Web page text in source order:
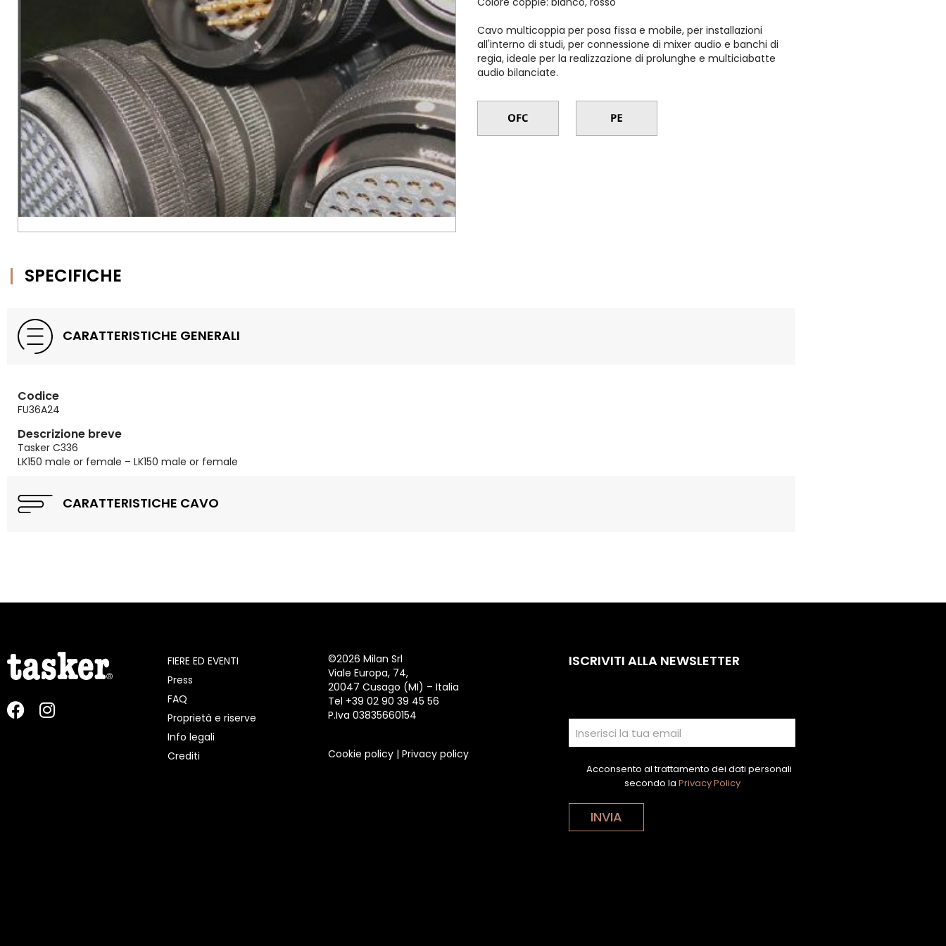
Cavo multicoppia per posa fissa e mobile, per installazioni
all'interno di studi, per connessione di mixer audio e banchi di
regia, ideale per la realizzazione di prolunghe e multiciabatte
audio bilanciate.
SPECIFICHE
CARATTERISTICHE GENERALI
Codice
FU36A24
Descrizione breve
Tasker C336
LK150 male or female – LK150 male or female
CARATTERISTICHE CAVO
FIERE ED EVENTI
Press
FAQ
Proprietà e riserve
Info legali
Crediti
©2026 Milan Srl
Viale Europa, 74,
20047 Cusago (MI) – Italia
Tel +39 02 90 39 45 56
P.Iva 03835660154
Cookie policy | Privacy policy
ISCRIVITI ALLA NEWSLETTER
Acconsento al trattamento dei dati personali
secondo la Privacy Policy
INVIA